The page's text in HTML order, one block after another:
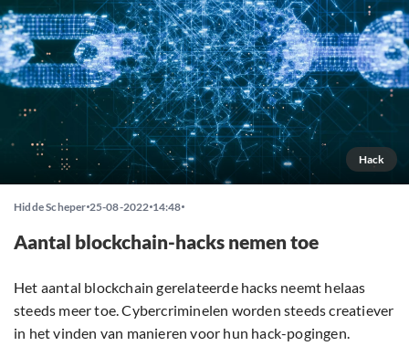
Hack
Hidde Scheper 25-08-2022 14:48
Aantal blockchain-hacks nemen toe
Het aantal blockchain gerelateerde hacks neemt helaas
steeds meer toe. Cybercriminelen worden steeds creatiever
in het vinden van manieren voor hun hack-pogingen.